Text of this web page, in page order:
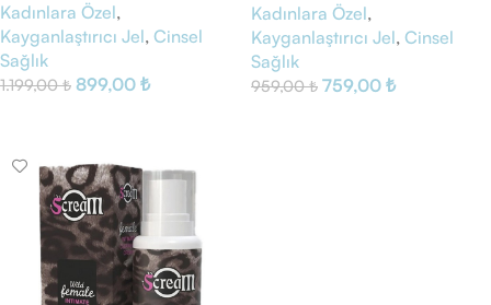
Kadınlara Özel,
Kayganlaştırıcı Jel, Cinsel
Sağlık
1.199,00₺ 899,00 ₺
Kadınlara Özel,
Kayganlaştırıcı Jel, Cinsel
Sağlık
959,00₺ 759,00 ₺